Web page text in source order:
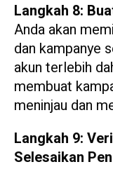
Langkah 8:
Anda akan
dan kampanye
akun terlebih
membuat
meninjau dan
Langkah 9:
Selesaikan